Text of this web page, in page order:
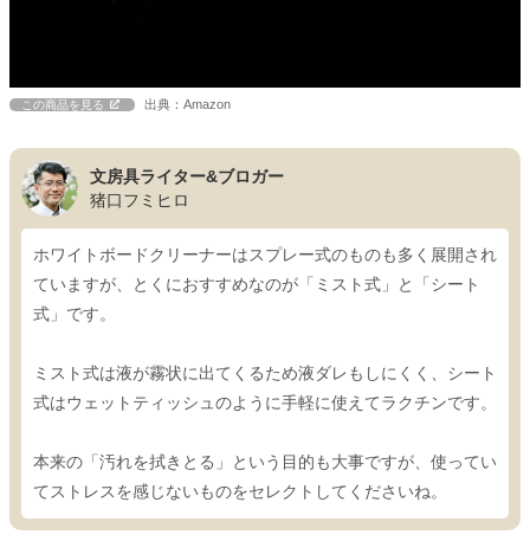
この商品を見る 出典：Amazon
文房具ライター&ブロガー
猪口フミヒロ
ホワイトボードクリーナーはスプレー式のものも多く展開され
ていますが、とくにおすすめなのが「ミスト式」と「シート
式」です。
ミスト式は液が霧状に出てくるため液ダレもしにくく、シート
式はウェットティッシュのように手軽に使えてラクチンです。
本来の「汚れを拭きとる」という目的も大事ですが、使ってい
てストレスを感じないものをセレクトしてくださいね。